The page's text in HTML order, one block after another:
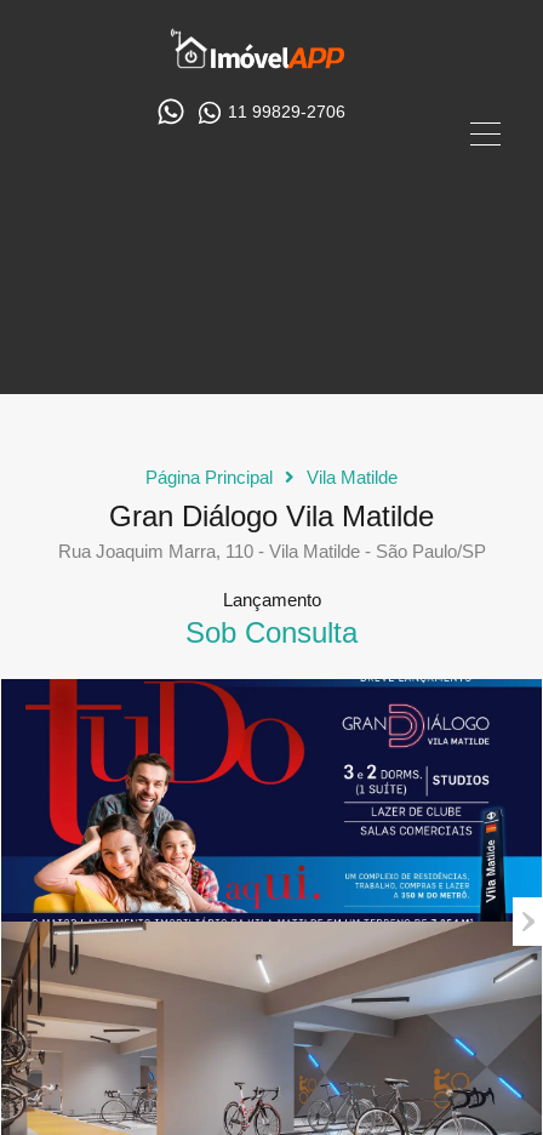
11 99829-2706
Página Principal Vila Matilde
Gran Diálogo Vila Matilde
Rua Joaquim Marra, 110 - Vila Matilde - São Paulo/SP
Lançamento
Sob Consulta